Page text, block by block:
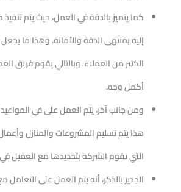
كما يتميز بالدقة في العمل، حيث يتم
إليه بمنتهى الدقة والأمانة. وهذا ما
الكثير من العملاء. وبالتالي يقوم فريق
أكمل وجه.
ومن جانب آخر، يتم العمل على في
هذا يتم تسليم المشروعات والمنازل
التي تقوم الشركة بتحديدها مع العميل
الجدير بالذكر، أنه يتم العمل على التعامل